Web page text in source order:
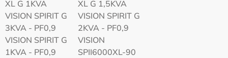
XL G 1KVA
XL G 1,5KVA
VISION SPIRIT G
3KVA - PF0,9
VISION SPIRIT G
2KVA - PF0,9
VISION SPIRIT G
1KVA - PF0,9
VISION
SPII6000XL-90